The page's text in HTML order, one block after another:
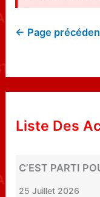
← Page
Liste Des
C’EST PARTI
25 Juillet 2026